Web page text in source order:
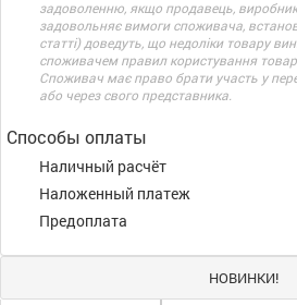
задоволенню, якщо продавець,
задовольняє вимоги споживача,
статті) доведуть, що недоліки товару
споживачем правил користування
Споживач має право брати участь у
або через свого представника.
Способы оплаты
Наличный расчёт
Наложенный платеж
Предоплата
НОВИНКИ!